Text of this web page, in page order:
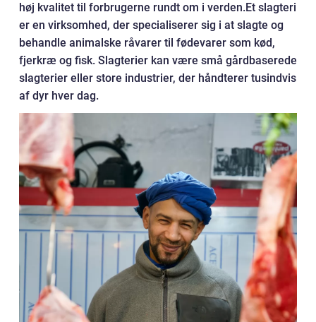
høj kvalitet til forbrugerne rundt om i verden.Et slagteri
er en virksomhed, der specialiserer sig i at slagte og
behandle animalske råvarer til fødevarer som kød,
fjerkræ og fisk. Slagterier kan være små gårdbaserede
slagterier eller store industrier, der håndterer tusindvis
af dyr hver dag.